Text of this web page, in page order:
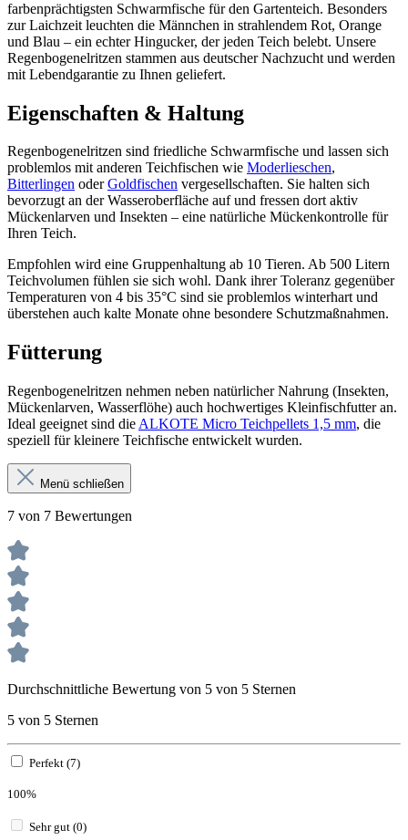
farbenprächtigsten Schwarmfische für den Gartenteich. Besonders
zur Laichzeit leuchten die Männchen in strahlendem Rot, Orange
und Blau – ein echter Hingucker, der jeden Teich belebt. Unsere
Regenbogenelritzen stammen aus deutscher Nachzucht und werden
mit Lebendgarantie zu Ihnen geliefert.
Eigenschaften & Haltung
Regenbogenelritzen sind friedliche Schwarmfische und lassen sich
problemlos mit anderen Teichfischen wie Moderlieschen,
Bitterlingen oderGoldfischen vergesellschaften. Sie halten sich
bevorzugt an der Wasseroberfläche auf und fressen dort aktiv
Mückenlarven und Insekten – eine natürliche Mückenkontrolle für
Ihren Teich.
Empfohlen wird eine Gruppenhaltung ab 10 Tieren. Ab 500 Litern
Teichvolumen fühlen sie sich wohl. Dank ihrer Toleranz gegenüber
Temperaturen von 4 bis 35°C sind sie problemlos winterhart und
überstehen auch kalte Monate ohne besondere Schutzmaßnahmen.
Fütterung
Regenbogenelritzen nehmen neben natürlicher Nahrung (Insekten,
Mückenlarven, Wasserflöhe) auch hochwertiges Kleinfischfutter an.
Ideal geeignet sind die ALKOTE Micro Teichpellets 1,5 mm, die
speziell für kleinere Teichfische entwickelt wurden.
Menü schließen
7 von 7 Bewertungen
Durchschnittliche Bewertung von 5 von 5 Sternen
5 von 5 Sternen
Perfekt (7)
100%
Sehr gut (0)